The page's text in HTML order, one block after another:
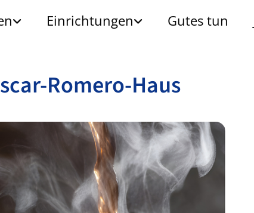
Einrichtungen Gutes tun
Romero-Haus